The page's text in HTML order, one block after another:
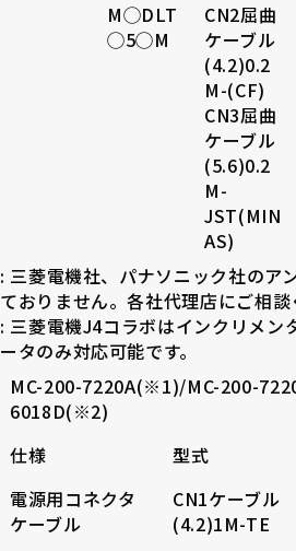
M◯DLT
◯5◯M
CN2屈曲
ケーブル
(4.2)0.2
M-(CF)
CN3屈曲
ケーブル
(5.6)0.2
M-
JST(MIN
AS)
: 三菱電機社、パナソニック社のア
ておりません。各社代理店にご相談
: 三菱電機J4コラボはインクリメン
ータのみ対応可能です。
MC-200-7220A(※1)/MC-200-
6018D(※2)
仕様
型式
電源用コネクタ
ケーブル
CN1ケーブル
(4.2)1M-TE